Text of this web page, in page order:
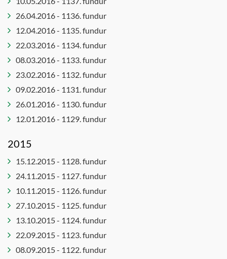
26.04.2016 - 1136. fundur
12.04.2016 - 1135. fundur
22.03.2016 - 1134. fundur
08.03.2016 - 1133. fundur
23.02.2016 - 1132. fundur
09.02.2016 - 1131. fundur
26.01.2016 - 1130. fundur
12.01.2016 - 1129. fundur
2015
15.12.2015 - 1128. fundur
24.11.2015 - 1127. fundur
10.11.2015 - 1126. fundur
27.10.2015 - 1125. fundur
13.10.2015 - 1124. fundur
22.09.2015 - 1123. fundur
08.09.2015 - 1122. fundur